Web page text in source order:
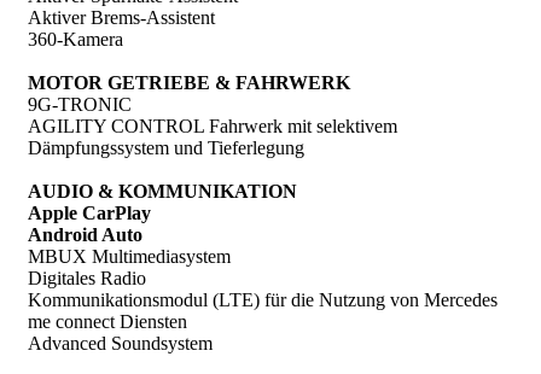
Aktiver Brems-Assistent
360-Kamera
MOTOR GETRIEBE & FAHRWERK
9G-TRONIC
AGILITY CONTROL Fahrwerk mit selektivem
Dämpfungssystem und Tieferlegung
AUDIO & KOMMUNIKATION
Apple CarPlay
Android Auto
MBUX Multimediasystem
Digitales Radio
Kommunikationsmodul (LTE) für die Nutzung von Mercedes
me connect Diensten
Advanced Soundsystem